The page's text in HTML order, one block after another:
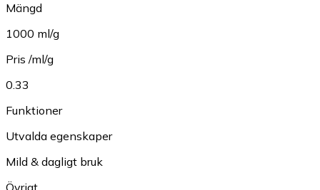
Mängd
1000 ml/g
Pris /ml/g
0.33
Funktioner
Utvalda egenskaper
Mild & dagligt bruk